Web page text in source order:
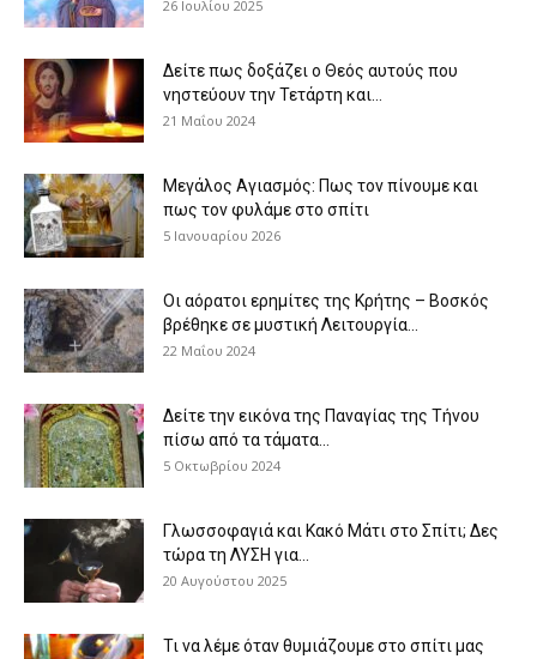
26 Ιουλίου 2025
Δείτε πως δοξάζει ο Θεός αυτούς που
νηστεύουν την Τετάρτη και...
21 Μαΐου 2024
Μεγάλος Αγιασμός: Πως τον πίνουμε και
πως τον φυλάμε στο σπίτι
5 Ιανουαρίου 2026
Οι αόρατοι ερημίτες της Κρήτης – Βοσκός
βρέθηκε σε μυστική Λειτουργία...
22 Μαΐου 2024
Δείτε την εικόνα της Παναγίας της Τήνου
πίσω από τα τάματα...
5 Οκτωβρίου 2024
Γλωσσοφαγιά και Κακό Μάτι στο Σπίτι; Δες
τώρα τη ΛΥΣΗ για...
20 Αυγούστου 2025
Τι να λέμε όταν θυμιάζουμε στο σπίτι μας